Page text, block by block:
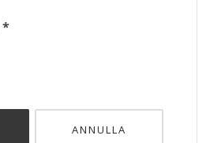
*
ANNULLA